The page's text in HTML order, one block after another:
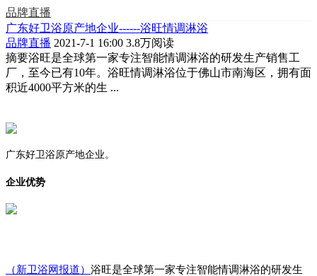
品牌直播
广东好卫浴原产地企业------浴旺情调淋浴
品牌直播 2021-7-1 16:00 3.8万阅读
摘要浴旺是全球第一家专注智能情调淋浴的研发生产销售工
厂，至今已有10年。浴旺情调淋浴位于佛山市南海区，拥有面
积近4000平方米的生 ...
广东好卫浴原产地企业。
企业优势
（新卫浴网报道） 浴旺是全球第一家专注智能情调淋浴的研发生